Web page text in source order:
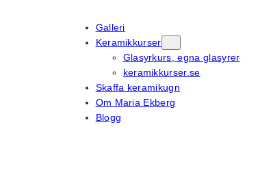
Galleri
Keramikkurser
Glasyrkurs, egna glasyrer
keramikkurser.se
Skaffa keramikugn
Om Maria Ekberg
Blogg